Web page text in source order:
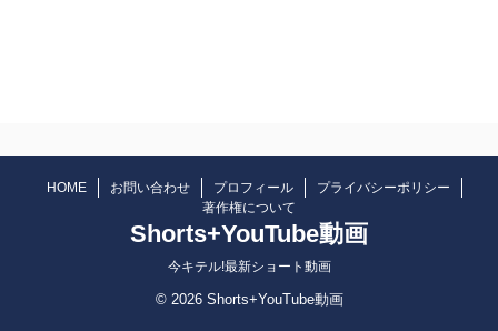
HOME お問い合わせ プロフィール
プライバシーポリシー
著作権について
Shorts+YouTube動画
今キテル!最新ショート動画
© 2026 Shorts+YouTube動画